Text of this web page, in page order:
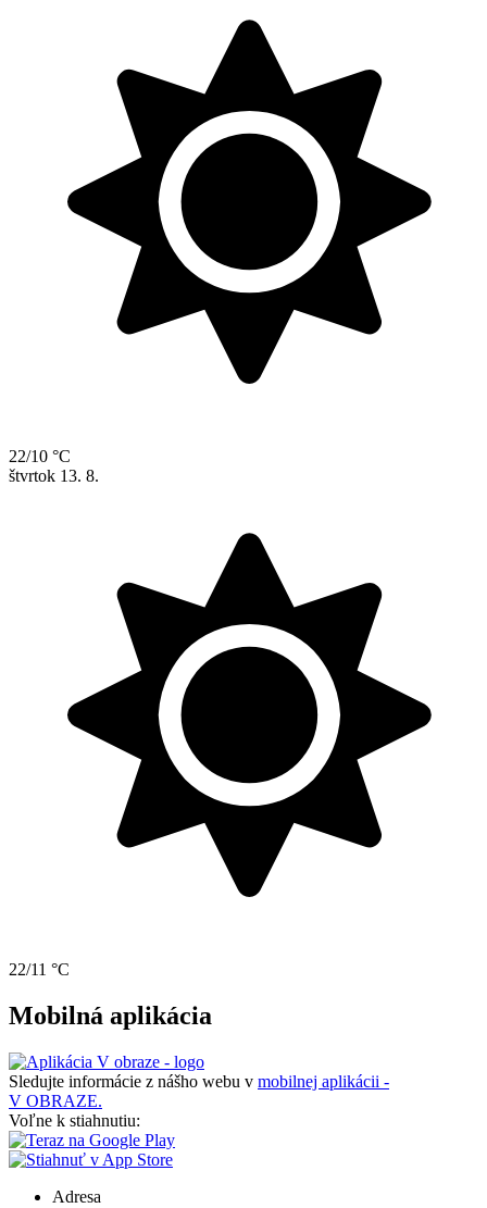
22/10 °C
štvrtok 13. 8.
22/11 °C
Mobilná aplikácia
Sledujte informácie z nášho webu v mobilnej aplikácii -
V OBRAZE.
Voľne k stiahnutiu:
Adresa